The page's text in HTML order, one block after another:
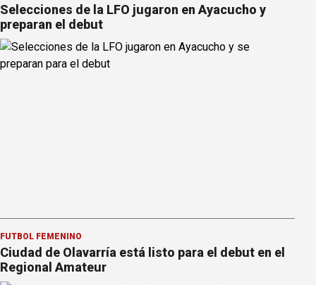
Selecciones de la LFO jugaron en Ayacucho y
preparan el debut
FÚTBOL FEMENINO
Ciudad de Olavarría está listo para el debut en el
Regional Amateur